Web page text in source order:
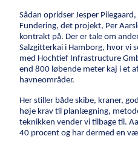
Gas
Byggeri
Nybyggeri
Råhuse
Byggeri med
Teknikentrepriser
Sådan opridser Jesper
Fundering, det projekt, Per
kontrakt på. Der er tale om
Salzgitterkai i Hamborg, hvor vi
med Hochtief Infrastructure
end 800 løbende meter kaj i et
havneområder.
Her stiller både skibe, kraner,
høje krav til planlægning,
teknikken vender vi tilbage til.
40 procent og har dermed en